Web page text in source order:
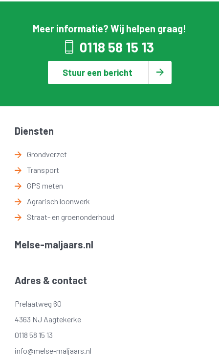
Meer informatie? Wij helpen graag!
0118 58 15 13
Stuur een bericht
Diensten
Grondverzet
Transport
GPS meten
Agrarisch loonwerk
Straat- en groenonderhoud
Melse-maljaars.nl
Adres & contact
Prelaatweg 60
4363 NJ Aagtekerke
0118 58 15 13
info@melse-maljaars.nl